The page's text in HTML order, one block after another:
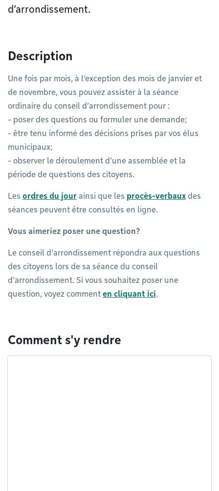
d’arrondissement.
Description
Une fois par mois, à l’exception des mois de janvier et
de novembre, vous pouvez assister à la séance
ordinaire du conseil d’arrondissement pour :
- poser des questions ou formuler une demande;
- être tenu informé des décisions prises par vos élus
municipaux;
- observer le déroulement d’une assemblée et la
période de questions des citoyens.
Les ordres du jour ainsi que les procès-verbaux des
séances peuvent être consultés en ligne.
Vous aimeriez poser une question?
Le conseil d’arrondissement répondra aux questions
des citoyens lors de sa séance du conseil
d’arrondissement. Si vous souhaitez poser une
question, voyez comment en cliquant ici.
Comment s'y rendre